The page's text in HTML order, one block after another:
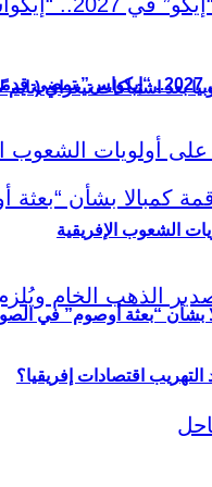
بعد اشتباكات تيغراي (تايم
الشعوب الإفريقية
اقتصادات إفريقيا؟